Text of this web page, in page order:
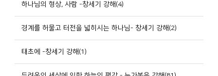
하나님의 형상, 사람 -창세기 강해(4)
경계를 허물고 터전을 넓히시는 하나님- 창세기 강해(2)
태초에 -창세기 강해(1)